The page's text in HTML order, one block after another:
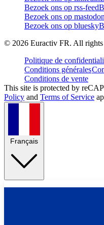
Bezoek ons op rss-feed
Bezoek ons op mastodon
Bezoek ons op bluesky
© 2026 Euractiv FR. All rights
Politique de
Conditions générales
Conditions de vente
This site is protected by
Policy and Terms of Service
Français